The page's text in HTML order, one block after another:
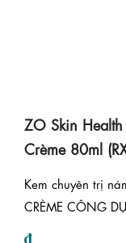
ZO Skin
Crème 80ml
Kem chuyên trị
CRÈME CÔNG
₫